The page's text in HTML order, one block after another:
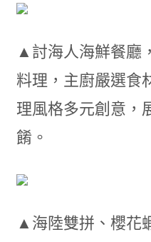
▲討海人海鮮餐廳
料理，主廚嚴選食
理風格多元創意，
餚。
▲海陸雙拼、櫻花